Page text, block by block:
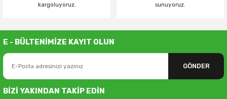
kargoluyoruz.
sunuyoruz.
E - BÜLTENİMİZE KAYIT OLUN
GÖNDER
BİZİ YAKINDAN TAKİP EDİN